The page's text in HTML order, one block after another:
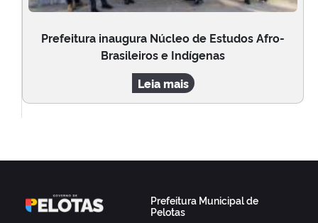
Prefeitura inaugura Núcleo de Estudos Afro-
Brasileiros e Indígenas
Leia mais
Prefeitura Municipal de
Pelotas